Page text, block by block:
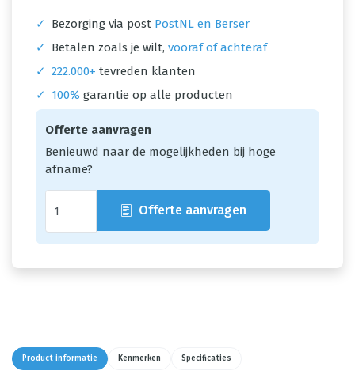
✓ Bezorging via post PostNL en Berser
✓
Betalen zoals je wilt, vooraf of achteraf
✓ 222.000+ tevreden klanten
✓
100% garantie op alle producten
Offerte aanvragen
Benieuwd naar de mogelijkheden bij hoge
afname?
Offerte aanvragen
Product informatie Kenmerken Specificaties